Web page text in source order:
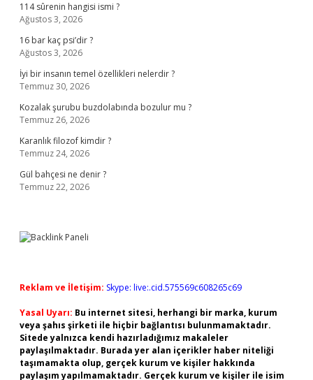
114 sûrenin hangisi ismi ?
Ağustos 3, 2026
16 bar kaç psi’dir ?
Ağustos 3, 2026
İyi bir insanın temel özellikleri nelerdir ?
Temmuz 30, 2026
Kozalak şurubu buzdolabında bozulur mu ?
Temmuz 26, 2026
Karanlık filozof kimdir ?
Temmuz 24, 2026
Gül bahçesi ne denir ?
Temmuz 22, 2026
Reklam ve İletişim: Skype: live:.cid.575569c608265c69
Yasal Uyarı: Bu internet sitesi, herhangi bir marka, kurum
veya şahıs şirketi ile hiçbir bağlantısı bulunmamaktadır.
Sitede yalnızca kendi hazırladığımız makaleler
paylaşılmaktadır. Burada yer alan içerikler haber niteliği
taşımamakta olup, gerçek kurum ve kişiler hakkında
paylaşım yapılmamaktadır. Gerçek kurum ve kişiler ile isim